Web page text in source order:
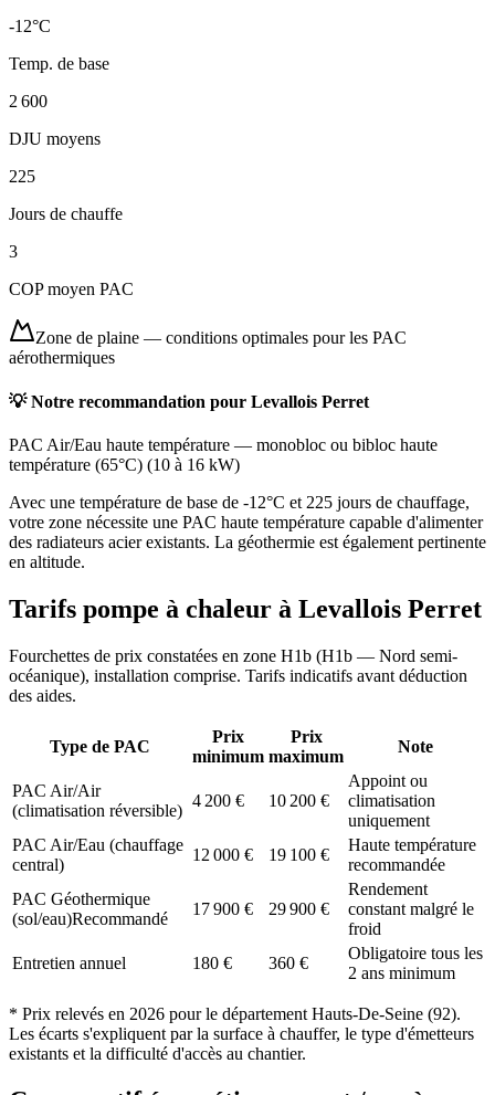
-12°C
Temp. de base
2 600
DJU moyens
225
Jours de chauffe
3
COP moyen PAC
Zone de plaine — conditions optimales pour les PAC
aérothermiques
💡 Notre recommandation pour Levallois Perret
PAC Air/Eau haute température — monobloc ou bibloc haute
température (65°C) (10 à 16 kW)
Avec une température de base de -12°C et 225 jours de chauffage,
votre zone nécessite une PAC haute température capable d'alimenter
des radiateurs acier existants. La géothermie est également pertinente
en altitude.
Tarifs pompe à chaleur à Levallois Perret
Fourchettes de prix constatées en zone H1b (H1b — Nord semi-
océanique), installation comprise. Tarifs indicatifs avant déduction
des aides.
Type de PAC
Prix
minimum
Prix
maximum
Note
PAC Air/Air
(climatisation réversible)
4 200 € 10 200 €
Appoint ou
climatisation
uniquement
PAC Air/Eau (chauffage
central)
12 000 € 19 100 €
Haute température
recommandée
PAC Géothermique
(sol/eau)Recommandé
17 900 € 29 900 €
Rendement
constant malgré le
froid
Entretien annuel
180 € 360 €
Obligatoire tous les
2 ans minimum
* Prix relevés en 2026 pour le département Hauts-De-Seine (92).
Les écarts s'expliquent par la surface à chauffer, le type d'émetteurs
existants et la difficulté d'accès au chantier.